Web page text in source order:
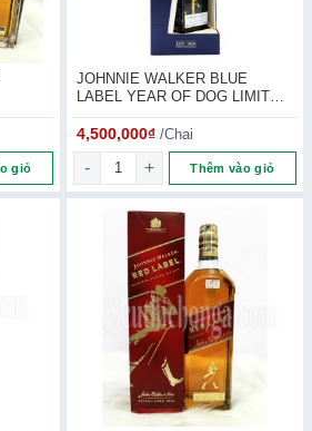
số lượng
giỏ
JOHNNIE WALKER BLUE
LABEL YEAR OF DOG LIMITED
EDITION
4,500,000₫ /Chai
JOHNNIE WALKER BLUE
Thêm vào giỏ